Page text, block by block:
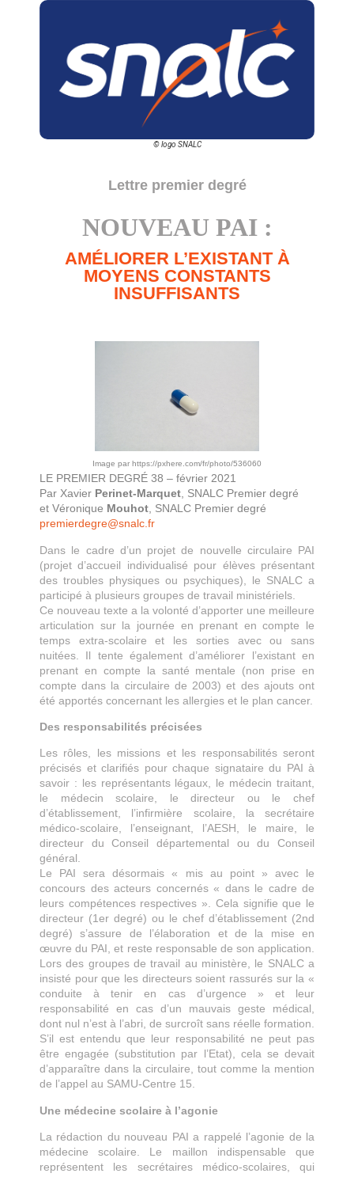
© logo SNALC
Lettre premier degré
NOUVEAU PAI :
AMÉLIORER L’EXISTANT À
MOYENS CONSTANTS
INSUFFISANTS
Image par https://pxhere.com/fr/photo/536060
LE PREMIER DEGRÉ 38 – février 2021
Par Xavier Perinet-Marquet, SNALC Premier degré
et Véronique Mouhot, SNALC Premier degré
premierdegre@snalc.fr
Dans le cadre d’un projet de nouvelle circulaire PAI
(projet d’accueil individualisé pour élèves présentant
des troubles physiques ou psychiques), le SNALC a
participé à plusieurs groupes de travail ministériels.
Ce nouveau texte a la volonté d’apporter une meilleure
articulation sur la journée en prenant en compte le
temps extra-scolaire et les sorties avec ou sans
nuitées. Il tente également d’améliorer l’existant en
prenant en compte la santé mentale (non prise en
compte dans la circulaire de 2003) et des ajouts ont
été apportés concernant les allergies et le plan cancer.
Des responsabilités précisées
Les rôles, les missions et les responsabilités seront
précisés et clarifiés pour chaque signataire du PAI à
savoir : les représentants légaux, le médecin traitant,
le médecin scolaire, le directeur ou le chef
d’établissement, l’infirmière scolaire, la secrétaire
médico-scolaire, l’enseignant, l’AESH, le maire, le
directeur du Conseil départemental ou du Conseil
général.
Le PAI sera désormais « mis au point » avec le
concours des acteurs concernés « dans le cadre de
leurs compétences respectives ». Cela signifie que le
directeur (1er degré) ou le chef d’établissement (2nd
degré) s’assure de l’élaboration et de la mise en
œuvre du PAI, et reste responsable de son application.
Lors des groupes de travail au ministère, le SNALC a
insisté pour que les directeurs soient rassurés sur la «
conduite à tenir en cas d’urgence » et leur
responsabilité en cas d’un mauvais geste médical,
dont nul n’est à l’abri, de surcroît sans réelle formation.
S’il est entendu que leur responsabilité ne peut pas
être engagée (substitution par l’Etat), cela se devait
d’apparaître dans la circulaire, tout comme la mention
de l’appel au SAMU-Centre 15.
Une médecine scolaire à l’agonie
La rédaction du nouveau PAI a rappelé l’agonie de la
médecine scolaire. Le maillon indispensable que
représentent les secrétaires médico-scolaires, qui